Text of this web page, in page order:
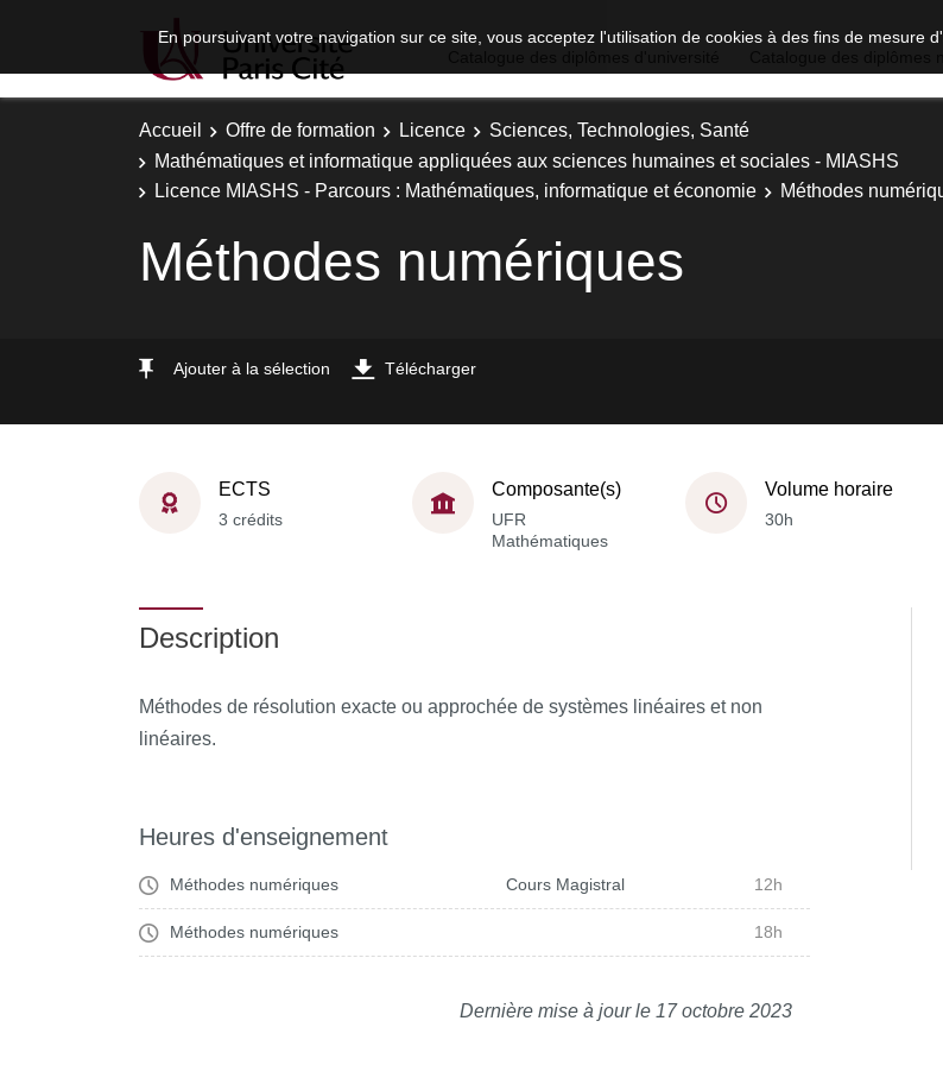
En poursuivant votre navigation sur ce site, vous acceptez l'utilisation de cookies à des fins de mesure
Accueil Offre de formation Licence
Sciences, Technologies, Santé
Mathématiques et informatique appliquées aux sciences humaines et sociales - MIASHS
Licence MIASHS - Parcours : Mathématiques, informatique et économie
Méthodes
Méthodes numériques
Ajouter à la sélection Télécharger
ECTS
3 crédits
Composante(s)
UFR
Mathématiques
Volume horaire
30h
Description
Méthodes de résolution exacte ou approchée de systèmes linéaires et non
linéaires.
Heures d'enseignement
Méthodes numériques Cours Magistral 12h
Méthodes numériques 18h
Dernière mise à jour le 17 octobre 2023